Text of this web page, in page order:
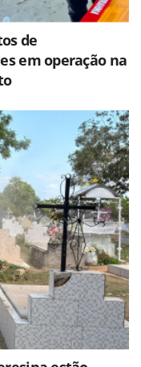
de
em operação na